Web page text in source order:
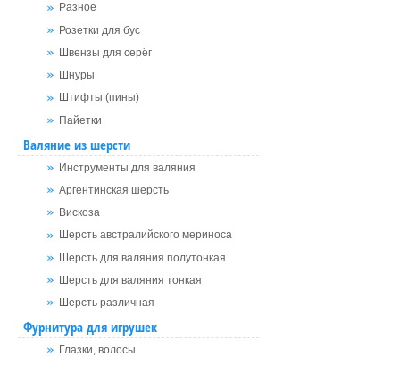
Разное
Розетки для бус
Швензы для серёг
Шнуры
Штифты (пины)
Пайетки
Валяние из шерсти
Инструменты для валяния
Аргентинская шерсть
Вискоза
Шерсть австралийского мериноса
Шерсть для валяния полутонкая
Шерсть для валяния тонкая
Шерсть различная
Фурнитура для игрушек
Глазки, волосы